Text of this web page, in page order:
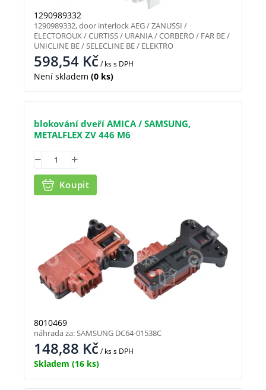
1290989332
598,54 Kč/ kss DPH
Není skladem (0 ks)
1290989332, door interlock AEG / ZANUSSI /
ELECTOROUX / CURTISS / URANIA / CORBERO / FAR BE /
UNICLINE BE / SELECLINE BE / ELEKTRO
blokování dveří AMICA / SAMSUNG,
METALFLEX ZV 446 M6
8010469
148,88 Kč/ kss DPH
Skladem (16 ks)
Koupit
náhrada za: SAMSUNG DC64-01538C